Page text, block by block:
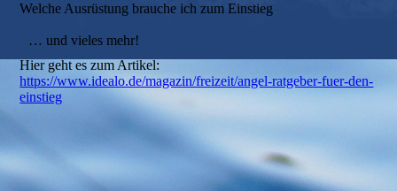
Welche Ausrüstung brauche ich zum Einstieg
… und vieles mehr!
Hier geht es zum Artikel:
https://www.idealo.de/magazin/freizeit/angel-ratgeber-fuer-den-
einstieg